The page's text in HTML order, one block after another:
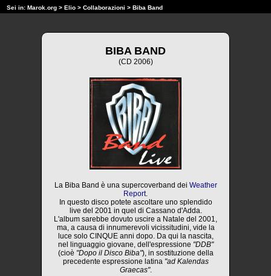
Sei in: Marok.org > Elio > Collaborazioni > Biba Band
BIBA BAND
(CD 2006)
La Biba Band è una supercoverband dei Weather
Report.
In questo disco potete ascoltare uno splendido
live del 2001 in quel di Cassano d'Adda.
L'album sarebbe dovuto uscire a Natale del 2001,
ma, a causa di innumerevoli vicissitudini, vide la
luce solo CINQUE anni dopo. Da qui la nascita,
nel linguaggio giovane, dell'espressione "DDB"
(cioè "Dopo il Disco Biba"), in sostituzione della
precedente espressione latina "ad Kalendas
Graecas".